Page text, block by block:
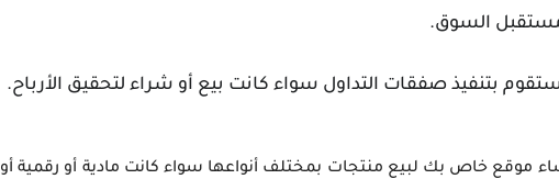
السوق.
بتنفيذ صفقات التداول سواء كانت بيع أو شراء لتحقيق الأرباح.
موقع خاص بك لبيع منتجات بمختلف أنواعها سواء كانت مادية أو رقمية أو